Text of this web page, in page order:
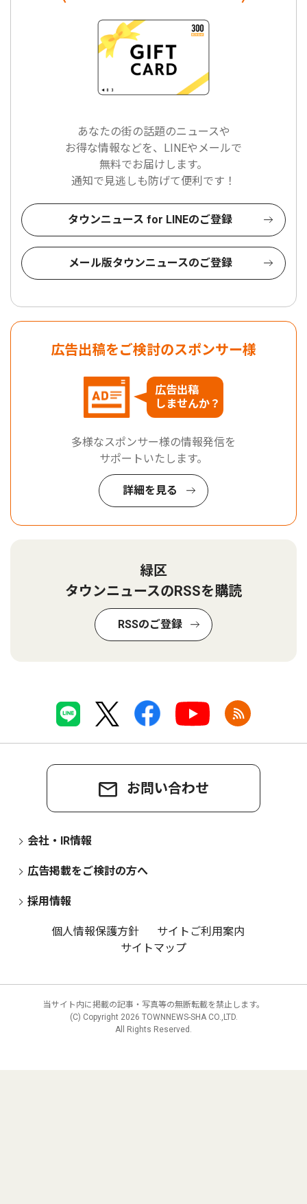
あなたの街の話題のニュースや
お得な情報などを、LINEやメールで
無料でお届けします。
通知で見逃しも防げて便利です！
タウンニュース for LINEのご登録
メール版タウンニュースのご登録
広告出稿をご検討のスポンサー様
広告出稿
しませんか？
多様なスポンサー様の情報発信を
サポートいたします。
詳細を見る
緑区
タウンニュースのRSSを購読
RSSのご登録
お問い合わせ
会社・IR情報
広告掲載をご検討の方へ
採用情報
個人情報保護方針
サイトご利用案内
サイトマップ
当サイト内に掲載の記事・写真等の無断転載を禁止します。
(C) Copyright 2026 TOWNNEWS-SHA CO.,LTD.
All Rights Reserved.